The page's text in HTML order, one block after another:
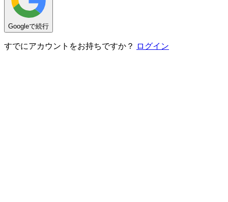
Googleで続行
すでにアカウントをお持ちですか？ ログイン